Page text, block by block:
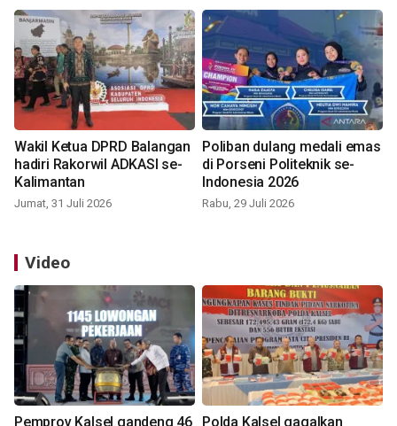
Wakil Ketua DPRD Balangan
hadiri Rakorwil ADKASI se-
Kalimantan
Jumat, 31 Juli 2026
Poliban dulang medali emas
di Porseni Politeknik se-
Indonesia 2026
Rabu, 29 Juli 2026
Video
Pemprov Kalsel gandeng 46
Polda Kalsel gagalkan